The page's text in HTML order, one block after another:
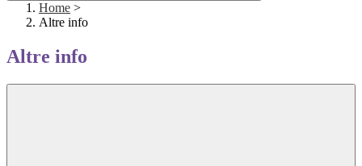
Home >
Altre info
Altre info